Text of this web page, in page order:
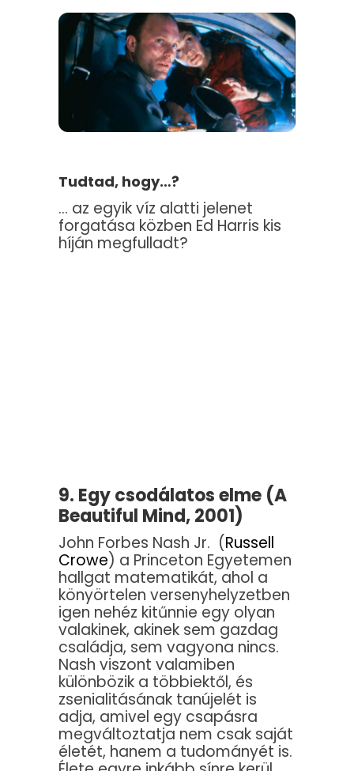
Tudtad, hogy…?
… az egyik víz alatti jelenet
forgatása közben Ed Harris kis
híján megfulladt?
9. Egy csodálatos elme (A
Beautiful Mind, 2001)
John Forbes Nash Jr. (Russell
Crowe) a Princeton Egyetemen
hallgat matematikát, ahol a
könyörtelen versenyhelyzetben
igen nehéz kitűnnie egy olyan
valakinek, akinek sem gazdag
családja, sem vagyona nincs.
Nash viszont valamiben
különbözik a többiektől, és
zsenialitásának tanújelét is
adja, amivel egy csapásra
megváltoztatja nem csak saját
életét, hanem a tudományét is.